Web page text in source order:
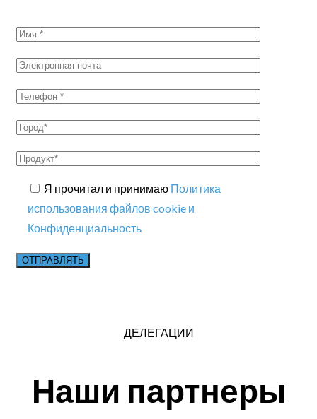
Я прочитал и принимаю Политика
использования файлов cookie и
Конфиденциальность
ДЕЛЕГАЦИИ
Наши партнеры